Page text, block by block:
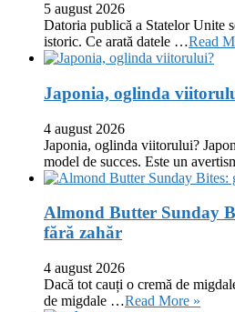
5 august 2026
Datoria publică a Statelor Unite
istoric. Ce arată datele …Read
Japonia, oglinda
4 august 2026
Japonia, oglinda viitorului?
model de succes. Este un
Almond Butter Sunday
fără zahăr
4 august 2026
Dacă tot cauți o cremă de
de migdale …Read More »